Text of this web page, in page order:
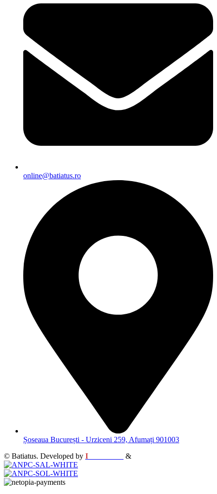
online@batiatus.ro
Șoseaua București - Urziceni 259, Afumați 901003
© Batiatus. Developed by I &